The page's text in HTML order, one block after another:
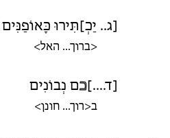
[ג.. יַכְ]תִּירוּ כָּאוֹפַנִּים
<ברוך... האל>
[ד....]כם נְבוֹנִים
ב<רוך... חונן>